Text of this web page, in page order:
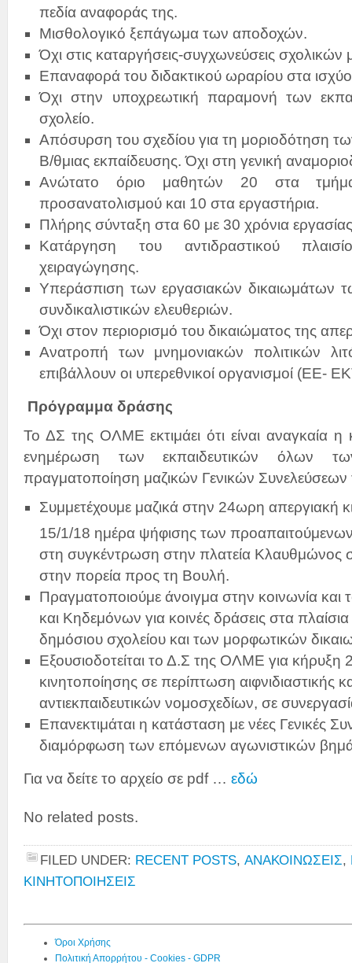
πεδία αναφοράς της.
Μισθολογικό ξεπάγωμα των αποδοχών.
Όχι στις καταργήσεις-συγχωνεύσεις
Επαναφορά του διδακτικού ωραρίου στα
Όχι στην υποχρεωτική παραμονή των
σχολείο.
Απόσυρση του σχεδίου για τη μοριοδότηση
Β/θμιας εκπαίδευσης. Όχι στη γενική
Ανώτατο όριο μαθητών 20 στα
προσανατολισμού και 10 στα εργαστήρια.
Πλήρης σύνταξη στα 60 με 30 χρόνια
Κατάργηση του αντιδραστικού
χειραγώγησης.
Υπεράσπιση των εργασιακών δικαιωμάτων
συνδικαλιστικών ελευθεριών.
Όχι στον περιορισμό του δικαιώματος της
Ανατροπή των μνημονιακών πολιτικών
επιβάλλουν οι υπερεθνικοί οργανισμοί (ΕΕ-
Πρόγραμμα δράσης
Το ΔΣ της ΟΛΜΕ εκτιμάει ότι είναι αναγκαία η
ενημέρωση των εκπαιδευτικών όλων
πραγματοποίηση μαζικών Γενικών
Συμμετέχουμε μαζικά στην 24ωρη απεργιακή
15/1/18 ημέρα ψήφισης των
στη συγκέντρωση στην πλατεία Κλαυθμώνος
στην πορεία προς τη Βουλή.
Πραγματοποιούμε άνοιγμα στην κοινωνία και
και Κηδεμόνων για κοινές δράσεις στα
δημόσιου σχολείου και των μορφωτικών
Εξουσιοδοτείται το Δ.Σ της ΟΛΜΕ για κήρυξη
κινητοποίησης σε περίπτωση αιφνιδιαστικής
αντιεκπαιδευτικών νομοσχεδίων, σε
Επανεκτιμάται η κατάσταση με νέες Γενικές
διαμόρφωση των επόμενων αγωνιστικών
Για να δείτε το αρχείο σε pdf … εδώ
No related posts.
FILED UNDER: RECENT POSTS, ΑΝΑΚΟΙΝΩΣΕΙΣ,
ΚΙΝΗΤΟΠΟΙΗΣΕΙΣ
Όροι Χρήσης
Πολιτική Απορρήτου - Cookies - GDPR